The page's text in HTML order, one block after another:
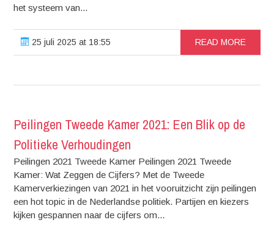
het systeem van...
25 juli 2025 at 18:55 READ MORE
Peilingen Tweede Kamer 2021: Een Blik op de
Politieke Verhoudingen
Peilingen 2021 Tweede Kamer Peilingen 2021 Tweede
Kamer: Wat Zeggen de Cijfers? Met de Tweede
Kamerverkiezingen van 2021 in het vooruitzicht zijn peilingen
een hot topic in de Nederlandse politiek. Partijen en kiezers
kijken gespannen naar de cijfers om...